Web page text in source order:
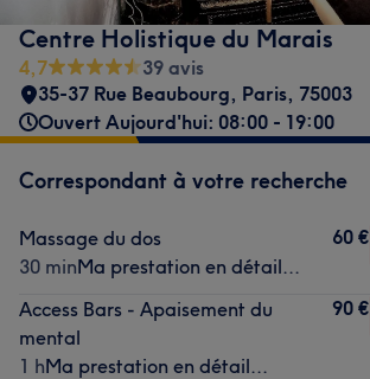
Centre Holistique du Marais
4,7
39 avis
35-37 Rue Beaubourg, Paris, 75003
Ouvert Aujourd'hui: 08:00 - 19:00
Correspondant à votre recherche
Massage du dos
30 minMa prestation en détail...
60 €
Access Bars - Apaisement du
mental
1 hMa prestation en détail...
90 €